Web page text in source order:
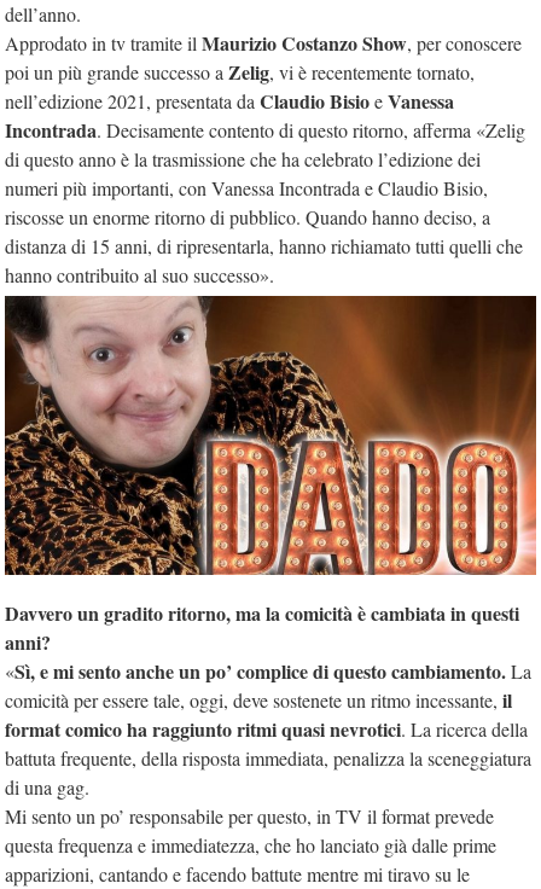
dell’anno.
Approdato in tv tramite ilMaurizio Costanzo Show, per conoscere
poi un più grande successo aZelig, vi è recentemente tornato,
nell’edizione 2021, presentata daClaudio BisioeVanessa
Incontrada. Decisamente contento di questo ritorno, afferma «Zelig
di questo anno è la trasmissione che ha celebrato l’edizione dei
numeri più importanti, con Vanessa Incontrada e Claudio Bisio,
riscosse un enorme ritorno di pubblico. Quando hanno deciso, a
distanza di 15 anni, di ripresentarla, hanno richiamato tutti quelli che
hanno contribuito al suo successo».
Davvero un gradito ritorno, ma la comicità è cambiata in questi
anni?
«Sì, e mi sento anche un po’ complice di questo cambiamento.La
comicità per essere tale, oggi, deve sostenete un ritmo incessante, il
format comico ha raggiunto ritmi quasi nevrotici. La ricerca della
battuta frequente, della risposta immediata, penalizza la sceneggiatura
di una gag.
Mi sento un po’ responsabile per questo, in TV il format prevede
questa frequenza e immediatezza, che ho lanciato già dalle prime
apparizioni, cantando e facendo battute mentre mi tiravo su le